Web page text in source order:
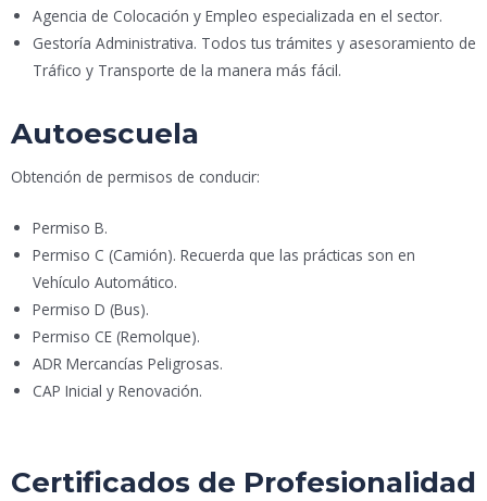
Agencia de Colocación y Empleo especializada en el sector.
Gestoría Administrativa. Todos tus trámites y asesoramiento de
Tráfico y Transporte de la manera más fácil.
Autoescuela
Obtención de permisos de conducir:
Permiso B.
Permiso C (Camión). Recuerda que las prácticas son en
Vehículo Automático.
Permiso D (Bus).
Permiso CE (Remolque).
ADR Mercancías Peligrosas.
CAP Inicial y Renovación.
Certificados de Profesionalidad